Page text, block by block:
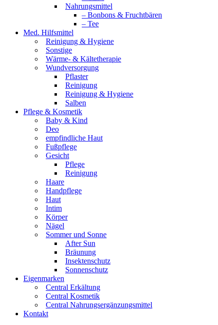
Nahrungsmittel
– Bonbons & Fruchtbären
– Tee
Med. Hilfsmittel
Reinigung & Hygiene
Sonstige
Wärme- & Kältetherapie
Wundversorgung
Pflaster
Reinigung
Reinigung & Hygiene
Salben
Pflege & Kosmetik
Baby & Kind
Deo
empfindliche Haut
Fußpflege
Gesicht
Pflege
Reinigung
Haare
Handpflege
Haut
Intim
Körper
Nägel
Sommer und Sonne
After Sun
Bräunung
Insektenschutz
Sonnenschutz
Eigenmarken
Central Erkältung
Central Kosmetik
Central Nahrungsergänzungsmittel
Kontakt